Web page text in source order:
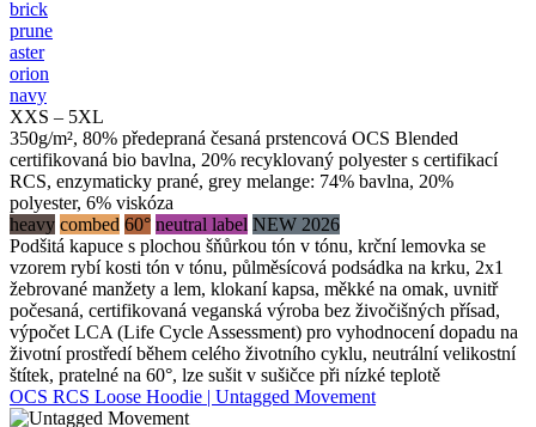
brick
prune
aster
orion
navy
XXS – 5XL
350g/m², 80% předepraná česaná prstencová OCS Blended
certifikovaná bio bavlna, 20% recyklovaný polyester s certifikací
RCS, enzymaticky prané, grey melange: 74% bavlna, 20%
polyester, 6% viskóza
heavy combed 60° neutral label NEW 2026
Podšitá kapuce s plochou šňůrkou tón v tónu, krční lemovka se
vzorem rybí kosti tón v tónu, půlměsícová podsádka na krku, 2x1
žebrované manžety a lem, klokaní kapsa, měkké na omak, uvnitř
počesaná, certifikovaná veganská výroba bez živočišných přísad,
výpočet LCA (Life Cycle Assessment) pro vyhodnocení dopadu na
životní prostředí během celého životního cyklu, neutrální velikostní
štítek, pratelné na 60°, lze sušit v sušičce při nízké teplotě
OCS RCS Loose Hoodie | Untagged Movement